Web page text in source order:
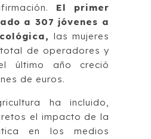
El primer
a 307 jóvenes a
las mujeres
de operadores y
último año creció
de euros.
ha incluido,
el impacto de la
en los medios